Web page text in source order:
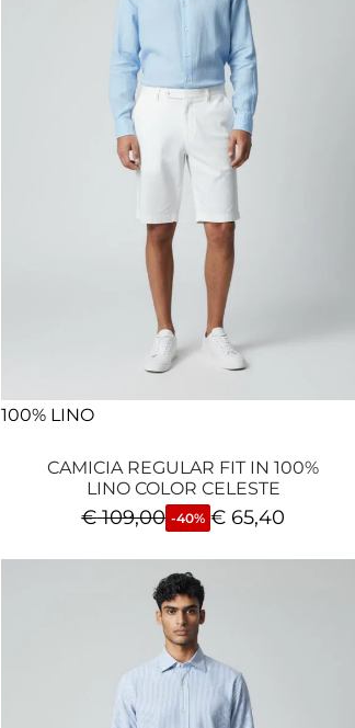
100% LINO
CAMICIA REGULAR FIT IN 100%
LINO COLOR CELESTE
€109,00 -40% € 65,40